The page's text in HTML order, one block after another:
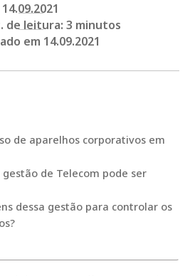
14.09.2021
de leitura: 3 minutos
em 14.09.2021
de aparelhos corporativos em
de Telecom pode ser
dessa gestão para controlar os